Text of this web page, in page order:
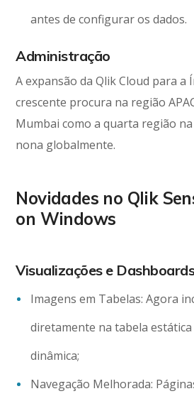
antes de configurar os dados.
Administração
A expansão da Qlik Cloud para a
crescente procura na região
Mumbai como a quarta região na
nona globalmente.
Novidades no Qlik
on Windows
Visualizações e
Imagens em Tabelas: Agora
diretamente na tabela
dinâmica;
Navegação Melhorada: